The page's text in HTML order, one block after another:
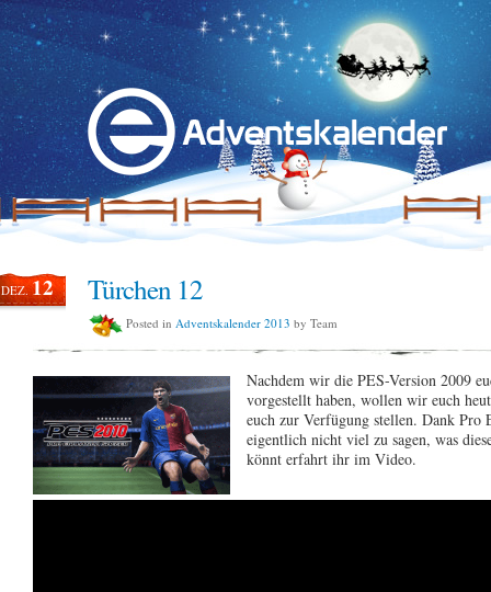
DEZ.12 Türchen 12
Posted in Adventskalender 2013 by Team
Nachdem wir die PES-Version 2009
vorgestellt haben, wollen wir euch
euch zur Verfügung stellen. Dank Pro
eigentlich nicht viel zu sagen, was
könnt erfahrt ihr im Video.